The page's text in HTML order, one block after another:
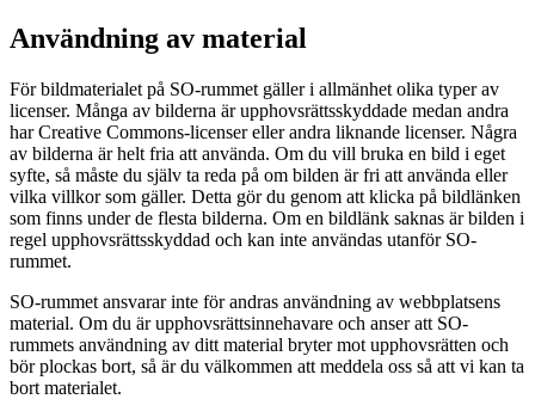
Användning av material
För bildmaterialet på SO-rummet gäller i allmänhet olika typer av
licenser. Många av bilderna är upphovsrättsskyddade medan andra
har Creative Commons-licenser eller andra liknande licenser. Några
av bilderna är helt fria att använda. Om du vill bruka en bild i eget
syfte, så måste du själv ta reda på om bilden är fri att använda eller
vilka villkor som gäller. Detta gör du genom att klicka på bildlänken
som finns under de flesta bilderna. Om en bildlänk saknas är bilden i
regel upphovsrättsskyddad och kan inte användas utanför SO-
rummet.
SO-rummet ansvarar inte för andras användning av webbplatsens
material. Om du är upphovsrättsinnehavare och anser att SO-
rummets användning av ditt material bryter mot upphovsrätten och
bör plockas bort, så är du välkommen att meddela oss så att vi kan ta
bort materialet.